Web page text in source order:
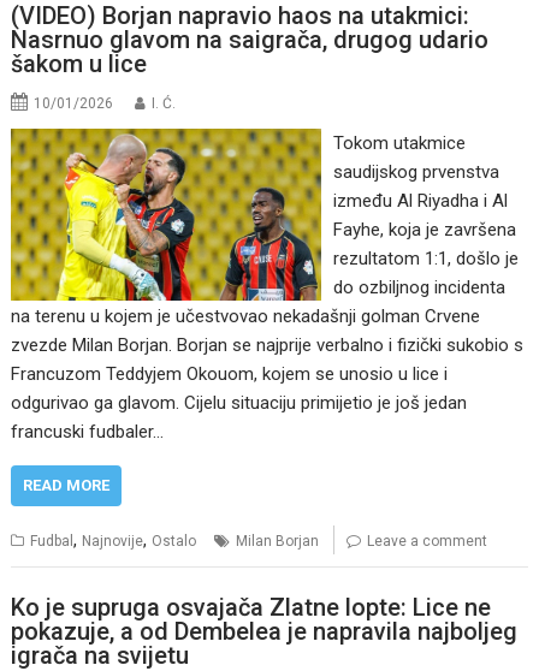
(VIDEO) Borjan napravio haos na utakmici:
Nasrnuo glavom na saigrača, drugog udario
šakom u lice
10/01/2026 I. Ć.
Tokom utakmice
saudijskog prvenstva
između Al Riyadha i Al
Fayhe, koja je završena
rezultatom 1:1, došlo je
do ozbiljnog incidenta
na terenu u kojem je učestvovao nekadašnji golman Crvene
zvezde Milan Borjan. Borjan se najprije verbalno i fizički sukobio s
Francuzom Teddyjem Okouom, kojem se unosio u lice i
odgurivao ga glavom. Cijelu situaciju primijetio je još jedan
francuski fudbaler…
READ MORE
Fudbal, Najnovije, Ostalo Milan Borjan Leave a comment
Ko je supruga osvajača Zlatne lopte: Lice ne
pokazuje, a od Dembelea je napravila najboljeg
igrača na svijetu